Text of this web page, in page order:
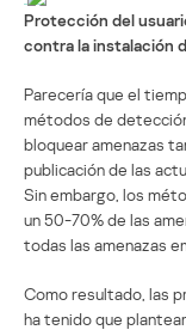
Protección del
contra la instalación
Parecería que el
métodos de
bloquear amenazas
publicación de las
Sin embargo, los
un 50-70% de las
todas las amenazas
Como resultado, las
ha tenido que